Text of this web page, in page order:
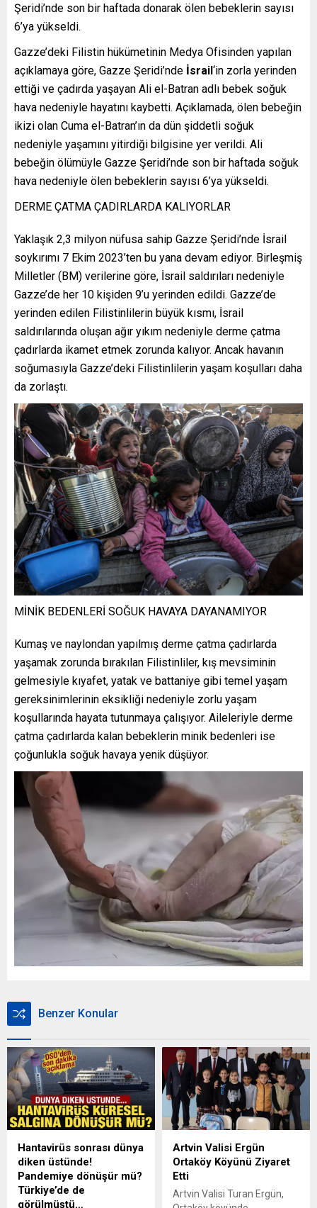
Şeridi’nde son bir haftada donarak ölen bebeklerin sayısı
6’ya yükseldi.
Gazze’deki Filistin hükümetinin Medya Ofisinden yapılan
açıklamaya göre, Gazze Şeridi’nde İsrail‘in zorla yerinden
ettiği ve çadırda yaşayan Ali el-Batran adlı bebek soğuk
hava nedeniyle hayatını kaybetti. Açıklamada, ölen bebeğin
ikizi olan Cuma el-Batran’ın da dün şiddetli soğuk
nedeniyle yaşamını yitirdiği bilgisine yer verildi. Ali
bebeğin ölümüyle Gazze Şeridi’nde son bir haftada soğuk
hava nedeniyle ölen bebeklerin sayısı 6’ya yükseldi.
DERME ÇATMA ÇADIRLARDA KALIYORLAR
Yaklaşık 2,3 milyon nüfusa sahip Gazze Şeridi’nde İsrail
soykırımı 7 Ekim 2023’ten bu yana devam ediyor. Birleşmiş
Milletler (BM) verilerine göre, İsrail saldırıları nedeniyle
Gazze’de her 10 kişiden 9’u yerinden edildi. Gazze’de
yerinden edilen Filistinlilerin büyük kısmı, İsrail
saldırılarında oluşan ağır yıkım nedeniyle derme çatma
çadırlarda ikamet etmek zorunda kalıyor. Ancak havanın
soğumasıyla Gazze’deki Filistinlilerin yaşam koşulları daha
da zorlaştı.
MİNİK BEDENLERİ SOĞUK HAVAYA DAYANAMIYOR
Kumaş ve naylondan yapılmış derme çatma çadırlarda
yaşamak zorunda bırakılan Filistinliler, kış mevsiminin
gelmesiyle kıyafet, yatak ve battaniye gibi temel yaşam
gereksinimlerinin eksikliği nedeniyle zorlu yaşam
koşullarında hayata tutunmaya çalışıyor. Aileleriyle derme
çatma çadırlarda kalan bebeklerin minik bedenleri ise
çoğunlukla soğuk havaya yenik düşüyor.
Benzer Konular
Hantavirüs sonrası dünya
diken üstünde!
Pandemiye dönüşür mü?
Türkiye’de de
görülmüştü…
Artvin Valisi Ergün
Ortaköy Köyünü Ziyaret
Etti
Artvin Valisi Turan Ergün,